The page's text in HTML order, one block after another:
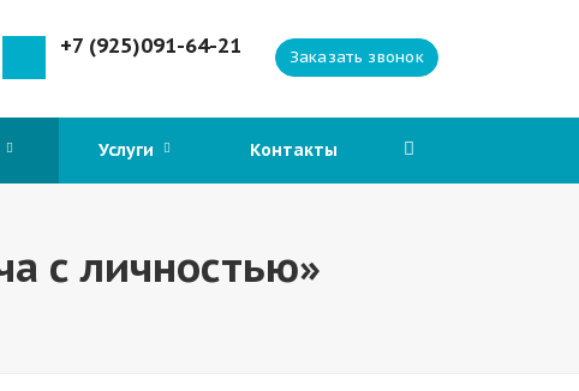
Заказать звонок
+7 (925)091-64-21
Услуги Контакты
с личностью»